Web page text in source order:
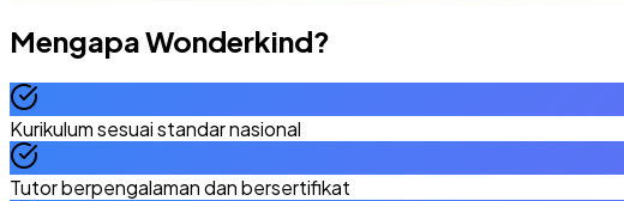
MengapaWonderkind?
Kurikulum sesuai standar nasional
Tutor berpengalaman dan bersertifikat